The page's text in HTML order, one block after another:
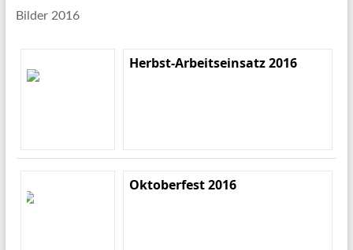
Bilder 2016
Herbst-Arbeitseinsatz 2016
Oktoberfest 2016